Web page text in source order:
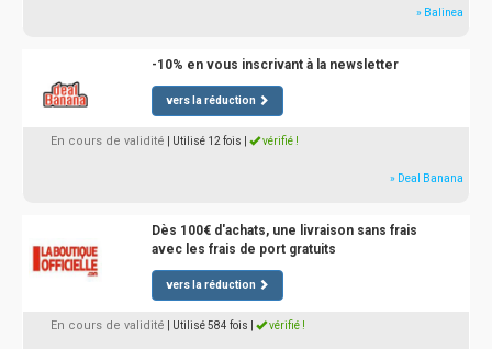
» Balinea
-10% en vous inscrivant à la newsletter
vers la réduction
En cours de validité | Utilisé 12 fois vérifié !
» Deal Banana
Dès 100€ d'achats, une livraison sans frais
avec les frais de port gratuits
vers la réduction
En cours de validité | Utilisé 584 fois vérifié !